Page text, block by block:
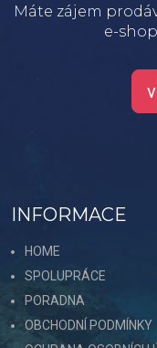
Máte zájem
e-
INFORMACE
HOME
SPOLUPRÁCE
PORADNA
OBCHODNÍ PODMÍNKY